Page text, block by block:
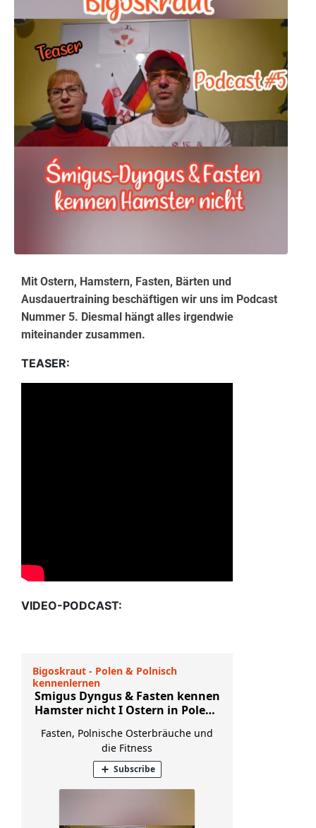
Mit Ostern, Hamstern, Fasten, Bärten und
Ausdauertraining beschäftigen wir uns im Podcast
Nummer 5. Diesmal hängt alles irgendwie
miteinander zusammen.
TEASER:
VIDEO-PODCAST: